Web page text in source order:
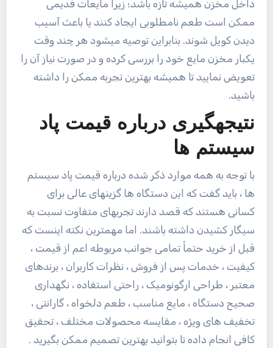
داخل مخزن همیشه تازه باشد؛ زیرا مایعات قدیمی
ممکن است طعم نامطلوبی ایجاد کنند یا باعث آسیب
دیدن کویل شوند. بنابراین توصیه میشود هر چند وقت
یکبار مخزن مایع خود را بررسی کرده و در صورت نیاز آن را
تعویض نمایید تا همیشه بهترین تجربه ممکن را داشته
باشید.
نتیجهگیری درباره قیمت پاد
سیستم ها
با توجه به همه موارد ذکر شده درباره قیمت پاد سیستم
ها ، باید گفت که این دستگاه ها گزینهای عالی برای
کسانی هستند که قصد دارند تجربهای متفاوت نسبت به
سیگار کشیدن داشته باشند. اما مهمترین نکته اینست که
قبل از خرید حتماً تمامی جوانب مربوطه اعم از قیمت ،
کیفیت ، خدمات پس از فروش ، نظرات کاربران ، برندهای
معتبر ، طراحی ارگونومیک ، راحتی استفاده ، نگهداری
صحیح دستگاه ، مایع مناسب ، طعم دلخواه ، گارانتی ،
تخفیف های ویژه ، مقایسه محصولات مختلف ، تحقیق
کافی انجام داده تا بتوانید بهترین تصمیم ممکن بگیرید .